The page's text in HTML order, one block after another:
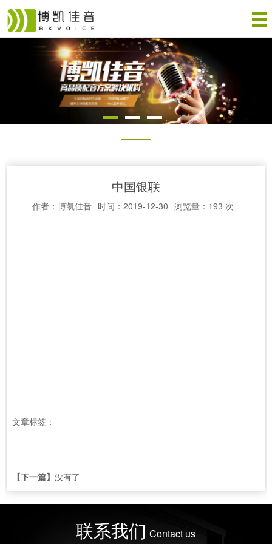
中国银联
作者：博凯佳音 时间：2019-12-30 浏览量：193 次
文章标签：
【下一篇】 没有了
联系我们 Contact us